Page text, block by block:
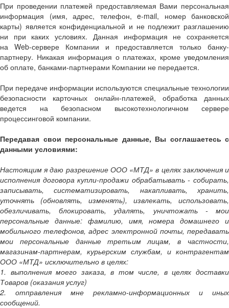
При проведении платежей предоставляемая Вами персональная
информация (имя, адрес, телефон, e-mail, номер банковской
карты) является конфиденциальной и не подлежит разглашению
ни при каких условиях. Данная информация не сохраняется
на Web-сервере Компании и предоставляется только банку-
партнеру. Никакая информация о платежах, кроме уведомления
об оплате, банками-партнерами Компании не передается.
При передаче информации используются специальные технологии
безопасности карточных онлайн-платежей, обработка данных
ведется на безопасном высокотехнологичном сервере
процессинговой компании.
Передавая свои персональные данные, Вы соглашаетесь с
данными условиями:
Настоящим я даю разрешение ООО «МТД» в целях заключения и
исполнения договора купли-продажи обрабатывать - собирать,
записывать, систематизировать, накапливать, хранить,
уточнять (обновлять, изменять), извлекать, использовать,
обезличивать, блокировать, удалять, уничтожать - мои
персональные данные: фамилию, имя, номера домашнего и
мобильного телефонов, адрес электронной почты, передавать
мои персональные данные третьим лицам, в частности,
магазинам-партнерам, курьерским службам, и контрагентам
ООО «МТД» исключительно в целях:
1. выполнения моего заказа, в том числе, в целях доставки
Товаров (оказания услуг)
2. отправления мне рекламно-информационных и иных
сообщений.